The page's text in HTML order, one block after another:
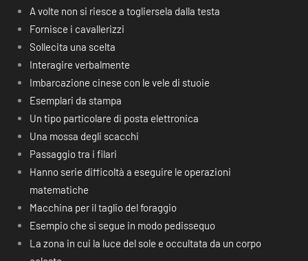
A volte non si riesce a togliersela dalla testa
Fornisce i cavallerizzi
Sollecita una scelta
Interagire verbalmente
Imbarcazione cinese con le vele di stuoie
Esemplari da stampa
Un tipo particolare di posta elettronica
Una mossa degli scacchi
Passaggio tra i filari
Hanno serie difficoltà a eseguire le operazioni
matematiche
Macchina per il taglio del foraggio
Esempio che si segue in modo pedissequo
La zona in cui la luce del sole e occultata da un corpo